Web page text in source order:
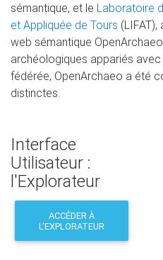
sémantique, et le Laboratoire
et Appliquée de Tours
web sémantique
archéologiques appariés avec
fédérée, OpenArchaeo a été
distinctes.
Interface
Utilisateur :
l'Explorateur
ACCÉDER À
L’EXPLORATEUR